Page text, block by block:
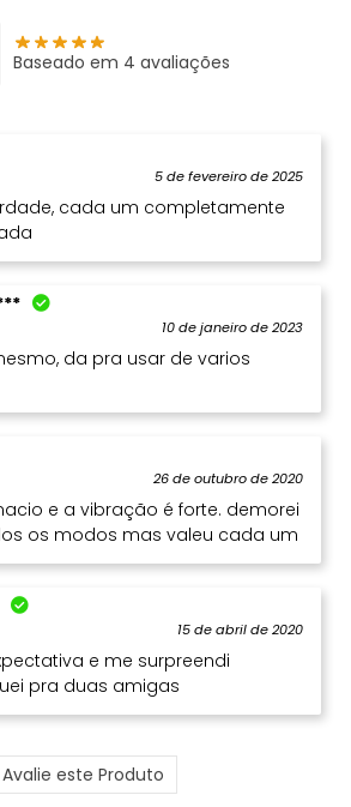
Baseado em 4 avaliações
5 de fevereiro de 2025
cada um completamente
10 de janeiro de 2023
da pra usar de varios
26 de outubro de 2020
e a vibração é forte. demorei
os modos mas valeu cada um
15 de abril de 2020
e me surpreendi
pra duas amigas
Avalie este Produto